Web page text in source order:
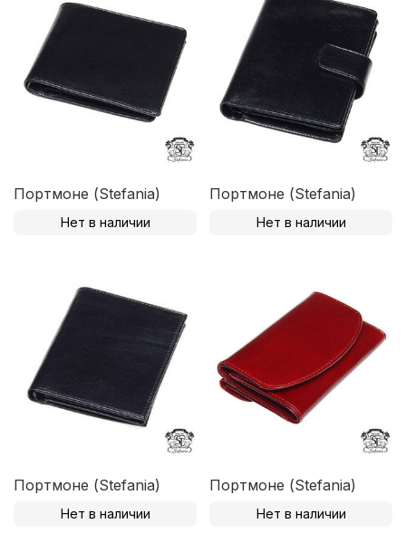
Портмоне (Stefania)
Нет в наличии
Портмоне (Stefania)
Нет в наличии
Портмоне (Stefania)
Нет в наличии
Портмоне (Stefania)
Нет в наличии